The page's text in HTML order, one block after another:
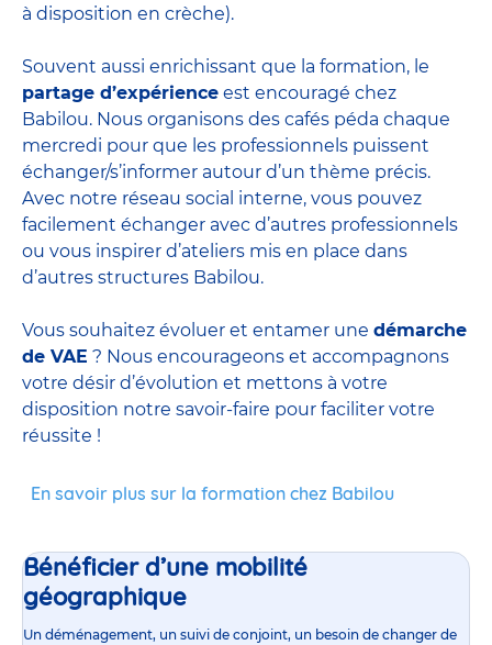
à disposition en crèche).
Souvent aussi enrichissant que la formation, le
partage d’expérience est encouragé chez
Babilou. Nous organisons des cafés péda chaque
mercredi pour que les professionnels puissent
échanger/s’informer autour d’un thème précis.
Avec notre réseau social interne, vous pouvez
facilement échanger avec d’autres professionnels
ou vous inspirer d’ateliers mis en place dans
d’autres structures Babilou.
Vous souhaitez évoluer et entamer une démarche
de VAE ? Nous encourageons et accompagnons
votre désir d’évolution et mettons à votre
disposition notre savoir-faire pour faciliter votre
réussite !
En savoir plus sur la formation chez Babilou
Bénéficier d’une mobilité
géographique
Un déménagement, un suivi de conjoint, un besoin de changer de